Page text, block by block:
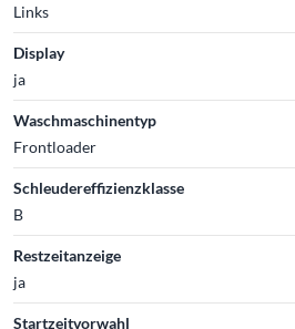
Links
Display
ja
Waschmaschinentyp
Frontloader
Schleudereffizienzklasse
B
Restzeitanzeige
ja
Startzeitvorwahl